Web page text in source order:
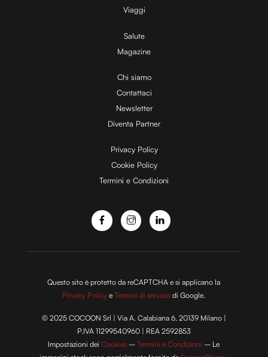
V
i
d
e
o
Viaggi
Salute
Magazine
Chi siamo
Contattaci
Newsletter
Diventa Partner
Privacy Policy
Cookie Policy
Termini e Condizioni
Questo sito è protetto da reCAPTCHA e si applicano la
Privacy Policy eTermini di servizio di Google.
© 2025 COCOON Srl | Via A. Calabiana 6, 20139 Milano |
P.IVA 11299540960 | REA 2592853
Impostazioni deiCookies –Termini e Condizioni – Le